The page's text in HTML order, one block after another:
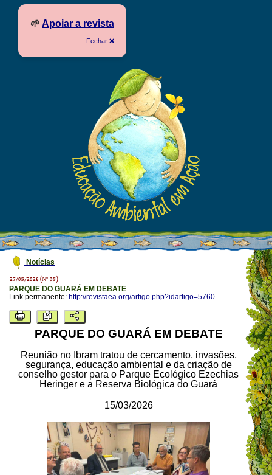
🌱 Apoiar a revista
Fechar ❌
Notícias
27/05/2026 (Nº 95)
PARQUE DO GUARÁ EM DEBATE
Link permanente: http://revistaea.org/artigo.php?idartigo=5760
PARQUE DO GUARÁ EM DEBATE
Reunião no Ibram tratou de cercamento, invasões,
segurança, educação ambiental e da criação de
conselho gestor para o Parque Ecológico Ezechias
Heringer e a Reserva Biológica do Guará
15/03/2026